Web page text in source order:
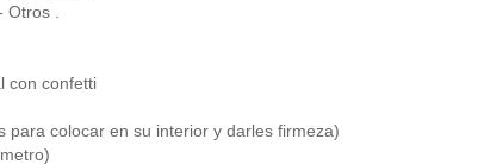
.
con confetti
para colocar en su interior y darles firmeza)